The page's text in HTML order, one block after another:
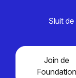
Sluit
Join de
Foundation